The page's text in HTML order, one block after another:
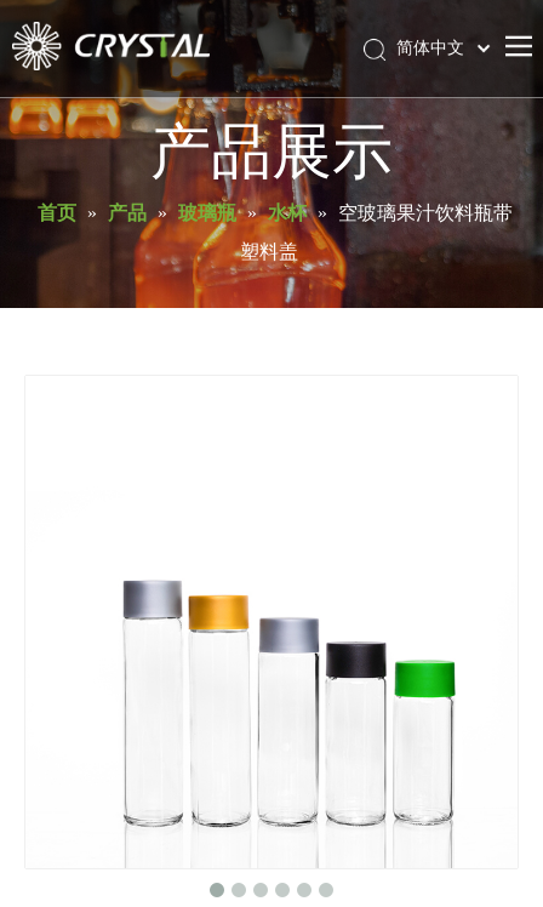
首页
产品
服务与支持
简体中文
产品展示
首页 » 产品 » 玻璃瓶 » 水杯 »
空玻璃果汁饮料瓶带
塑料盖